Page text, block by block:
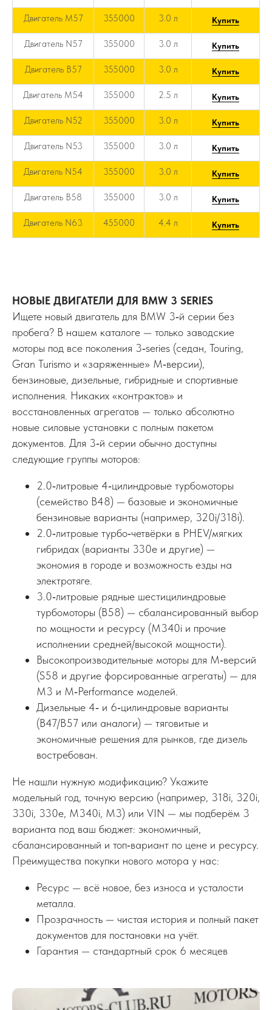
Двигатель M57 355000 3.0 л Купить
Двигатель N57 355000 3.0 л Купить
Двигатель B57 355000 3.0 л Купить
Двигатель M54 355000 2.5 л Купить
Двигатель N52 355000 3.0 л Купить
Двигатель N53 355000 3.0 л Купить
Двигатель N54 355000 3.0 л Купить
Двигатель B58 355000 3.0 л Купить
Двигатель N63 455000 4.4 л Купить
НОВЫЕ ДВИГАТЕЛИ ДЛЯ BMW 3 SERIES
Ищете новый двигатель для BMW 3‑й серии без
пробега? В нашем каталоге — только заводские
моторы под все поколения 3‑series (седан, Touring,
Gran Turismo и «заряженные» M‑версии),
бензиновые, дизельные, гибридные и спортивные
исполнения. Никаких «контрактов» и
восстановленных агрегатов — только абсолютно
новые силовые установки с полным пакетом
документов. Для 3‑й серии обычно доступны
следующие группы моторов:
2.0‑литровые 4‑цилиндровые турбомоторы
(семейство B48) — базовые и экономичные
бензиновые варианты (например, 320i/318i).
2.0‑литровые турбо‑четвёрки в PHEV/мягких
гибридах (варианты 330e и другие) —
экономия в городе и возможность езды на
электротяге.
3.0‑литровые рядные шестицилиндровые
турбомоторы (B58) — сбалансированный выбор
по мощности и ресурсу (M340i и прочие
исполнении средней/высокой мощности).
Высокопроизводительные моторы для M‑версий
(S58 и другие форсированные агрегаты) — для
M3 и M‑Performance моделей.
Дизельные 4‑ и 6‑цилиндровые варианты
(B47/B57 или аналоги) — тяговитые и
экономичные решения для рынков, где дизель
востребован.
Не нашли нужную модификацию? Укажите
модельный год, точную версию (например, 318i, 320i,
330i, 330e, M340i, M3) или VIN — мы подберём 3
варианта под ваш бюджет: экономичный,
сбалансированный и топ‑вариант по цене и ресурсу.
Преимущества покупки нового мотора у нас:
Ресурс — всё новое, без износа и усталости
металла.
Прозрачность — чистая история и полный пакет
документов для постановки на учёт.
Гарантия — стандартный срок 6 месяцев